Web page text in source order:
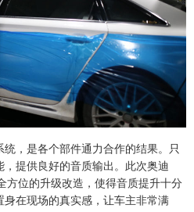
，是各个部件通力合作的结果。只
提供良好的音质输出。此次奥迪
方位的升级改造，使得音质提升十分
在现场的真实感，让车主非常满